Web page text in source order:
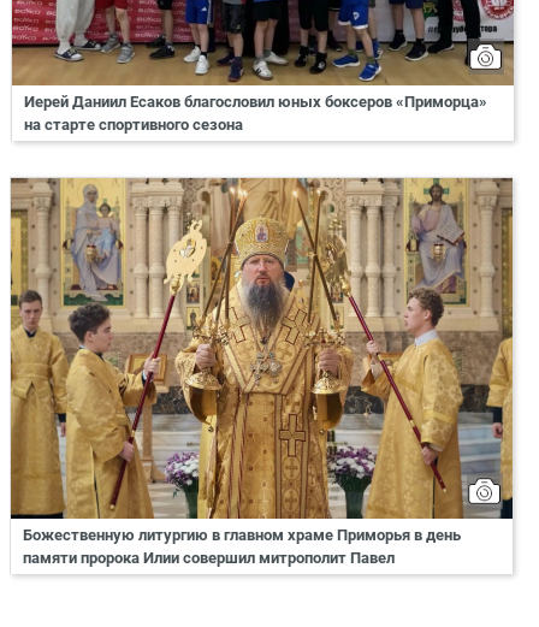
Иерей Даниил Есаков благословил юных боксеров «Приморца»
на старте спортивного сезона
Божественную литургию в главном храме Приморья в день
памяти пророка Илии совершил митрополит Павел